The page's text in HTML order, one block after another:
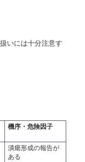
いには十分注意す
機序・危険因子
潰瘍形成の報告が
ある